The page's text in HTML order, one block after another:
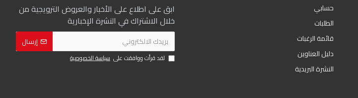
حسابي
الطلبات
قائمة الرغبات
دليل العناوين
النشرة البريدية
ابق على اطلاع على الأخبار والعروض الترويجية من
خلال الاشتراك في النشرة الإخبارية
إرسال
لقد قرأت ووافقت على سياسة الخصوصية